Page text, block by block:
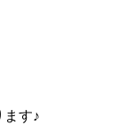
す♪